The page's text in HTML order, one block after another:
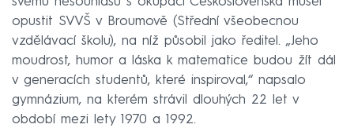
opustit SVVŠ v Broumově (Střední všeobecnou
vzdělávací školu), na níž působil jako ředitel. „Jeho
moudrost, humor a láska k matematice budou žít dál
v generacích studentů, které inspiroval,“ napsalo
gymnázium, na kterém strávil dlouhých 22 let v
období mezi lety 1970 a 1992.